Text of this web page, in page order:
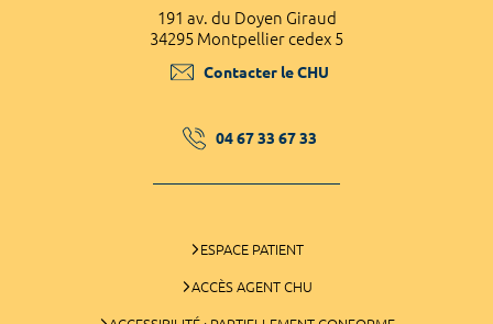
191 av. du Doyen Giraud
34295 Montpellier cedex 5
Contacter le CHU
04 67 33 67 33
ESPACE PATIENT
ACCÈS AGENT CHU